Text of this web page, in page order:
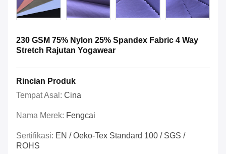
230 GSM 75% Nylon 25% Spandex Fabric 4 Way
Stretch Rajutan Yogawear
Rincian Produk
Tempat Asal: Cina
Nama Merek: Fengcai
Sertifikasi: EN / Oeko-Tex Standard 100 / SGS /
ROHS